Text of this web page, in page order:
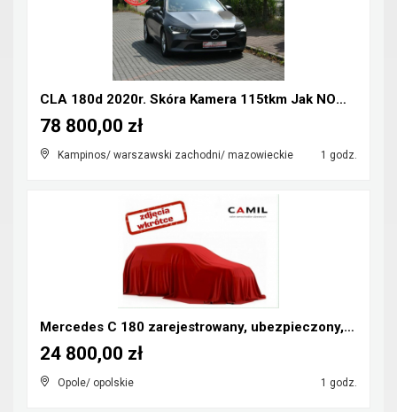
CLA 180d 2020r. Skóra Kamera 115tkm Jak NOWY Polec...
Kampinos/ warszawski zachodni/ mazowieckie 1 godz.
78 800,00 zł
Mercedes C 180 zarejestrowany, ubezpieczony, kompr...
Opole/ opolskie 1 godz.
24 800,00 zł